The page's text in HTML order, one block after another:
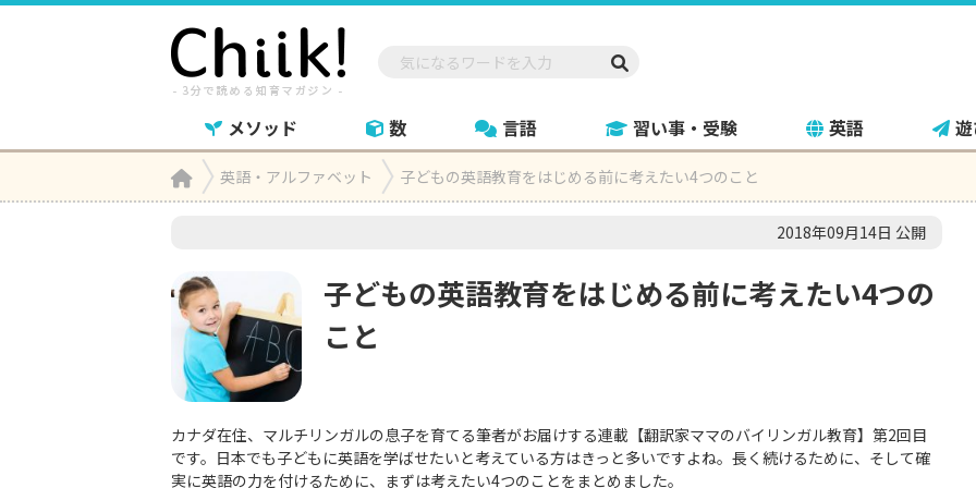
メソッド 数 言語 習い事・受験 英語
Home英語・アルファベット 子どもの英語教育をはじめる前に考えたい4つのこと
2018年09月14日 公開
子どもの英語教育をはじめる前に考えたい4つの
こと
カナダ在住、マルチリンガルの息子を育てる筆者がお届けする連載【翻訳家ママのバイリンガル教育】第2回目
です。日本でも子どもに英語を学ばせたいと考えている方はきっと多いですよね。長く続けるために、そして確
実に英語の力を付けるために、まずは考えたい4つのことをまとめました。